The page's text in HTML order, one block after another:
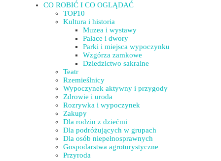
CO ROBIĆ I CO OGLĄDAĆ
TOP10
Kultura i historia
Muzea i wystawy
Pałace i dwory
Parki i miejsca wypoczynku
Wzgórza zamkowe
Dziedzictwo sakralne
Teatr
Rzemieślnicy
Wypoczynek aktywny i przygody
Zdrowie i uroda
Rozrywka i wypoczynek
Zakupy
Dla rodzin z dziećmi
Dla podróżujących w grupach
Dla osób niepełnosprawnych
Gospodarstwa agroturystyczne
Przyroda